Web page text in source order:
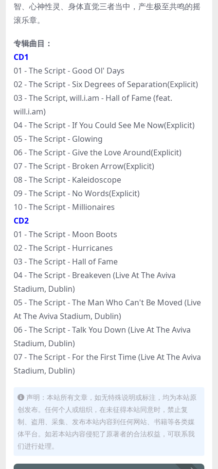
智、心神性灵、身体直觉三者当中，产生极至共鸣的摇
滚乐章。
专辑曲目：
CD1
01 - The Script - Good Ol' Days
02 - The Script - Six Degrees of Separation(Explicit)
03 - The Script, will.i.am - Hall of Fame (feat.
will.i.am)
04 - The Script - If You Could See Me Now(Explicit)
05 - The Script - Glowing
06 - The Script - Give the Love Around(Explicit)
07 - The Script - Broken Arrow(Explicit)
08 - The Script - Kaleidoscope
09 - The Script - No Words(Explicit)
10 - The Script - Millionaires
CD2
01 - The Script - Moon Boots
02 - The Script - Hurricanes
03 - The Script - Hall of Fame
04 - The Script - Breakeven (Live At The Aviva
Stadium, Dublin)
05 - The Script - The Man Who Can't Be Moved (Live
At The Aviva Stadium, Dublin)
06 - The Script - Talk You Down (Live At The Aviva
Stadium, Dublin)
07 - The Script - For the First Time (Live At The Aviva
Stadium, Dublin)
声明：本站所有文章，如无特殊说明或标注，均为本站原
创发布。任何个人或组织，在未征得本站同意时，禁止复
制、盗用、采集、发布本站内容到任何网站、书籍等各类媒
体平台。如若本站内容侵犯了原著者的合法权益，可联系我
们进行处理。